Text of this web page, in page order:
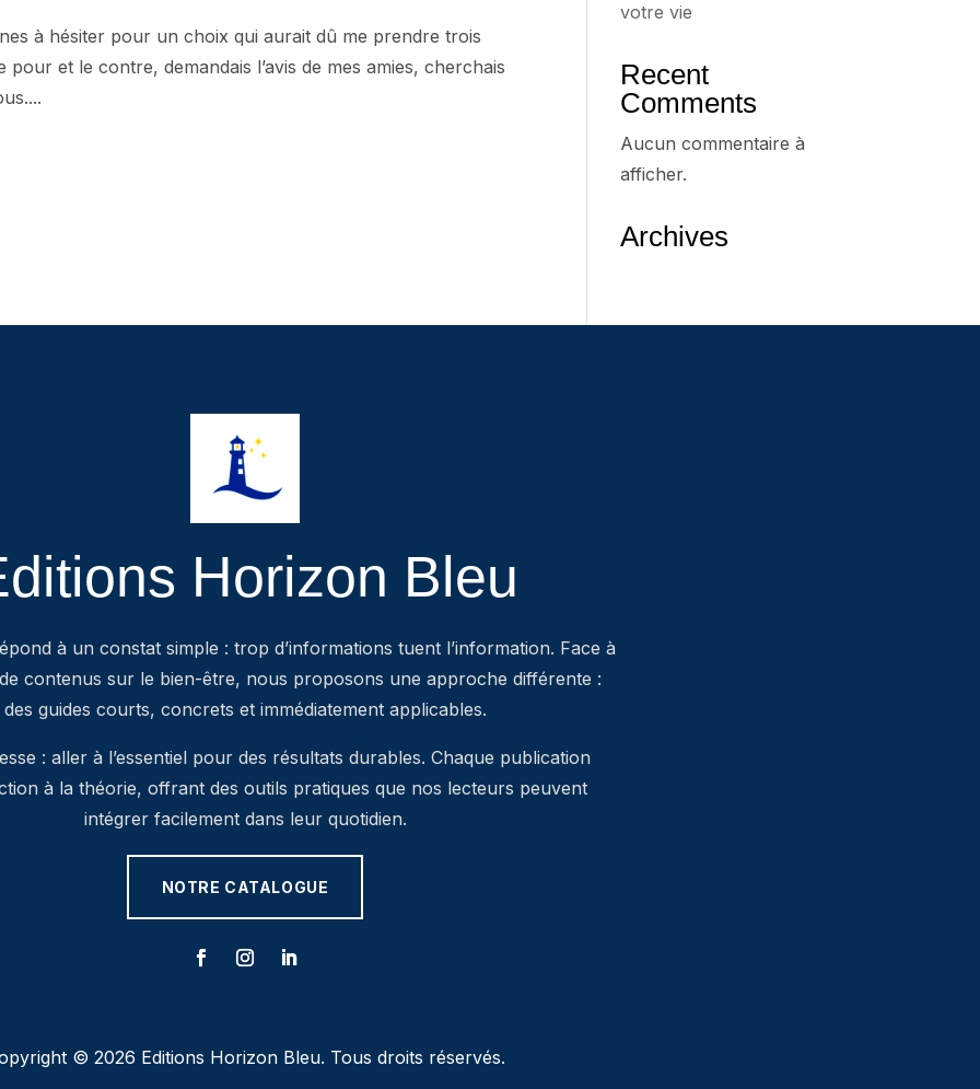
à hésiter pour un choix qui aurait dû me prendre trois
et le contre, demandais l’avis de mes amies, cherchais
votre vie
Recent
Comments
Aucun commentaire à
afficher.
Archives
Horizon Bleu
à un constat simple : trop d’informations tuent l’information. Face à
contenus sur le bien-être, nous proposons une approche différente :
des guides courts, concrets et immédiatement applicables.
: aller à l’essentiel pour des résultats durables. Chaque publication
à la théorie, offrant des outils pratiques que nos lecteurs peuvent
intégrer facilement dans leur quotidien.
NOTRE CATALOGUE
© 2026 Editions Horizon Bleu. Tous droits réservés.